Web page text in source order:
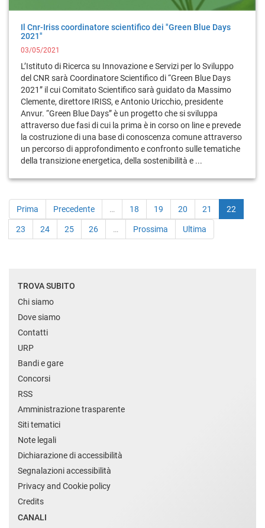
Il Cnr-Iriss coordinatore scientifico dei "Green Blue Days
2021"
03/05/2021
L’Istituto di Ricerca su Innovazione e Servizi per lo Sviluppo
del CNR sarà Coordinatore Scientifico di “Green Blue Days
2021” il cui Comitato Scientifico sarà guidato da Massimo
Clemente, direttore IRISS, e Antonio Uricchio, presidente
Anvur. “Green Blue Days” è un progetto che si sviluppa
attraverso due fasi di cui la prima è in corso on line e prevede
la costruzione di una base di conoscenza comune attraverso
un percorso di approfondimento e confronto sulle tematiche
della transizione energetica, della sostenibilità e ...
Prima Precedente … 18 19 20 21 22
23 24 25 26 … Prossima Ultima
TROVA SUBITO
Chi siamo
Dove siamo
Contatti
URP
Bandi e gare
Concorsi
RSS
Amministrazione trasparente
Siti tematici
Note legali
Dichiarazione di accessibilità
Segnalazioni accessibilità
Privacy and Cookie policy
Credits
CANALI